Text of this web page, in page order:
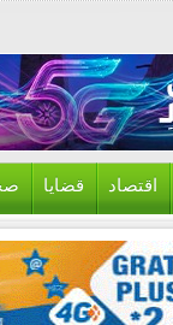
اقتصاد قضايا